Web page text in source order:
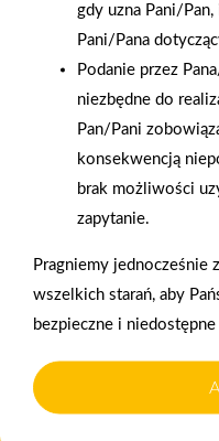
2025-12-31
Otwarcie sklepu PSB
Mrówka w Wyrzysku
Gwarancja jakości
gdy uzna Pani/
Pani/Pana
Podanie przez
niezbędne do
Pan/Pani
konsekwencją
brak możliwości
zapytanie.
Pragniemy jednocześnie
wszelkich starań, aby
bezpieczne i
Polityka plików
Nasz serwis internetowy
zapewnienia
Czym są pliki